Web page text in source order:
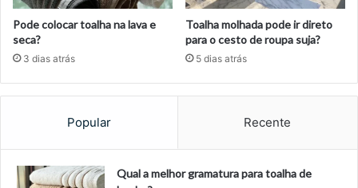
Pode colocar toalha na lava e
seca?
3 dias atrás
Toalha molhada pode ir direto
para o cesto de roupa suja?
5 dias atrás
Popular Recente
Qual a melhor gramatura para toalha de